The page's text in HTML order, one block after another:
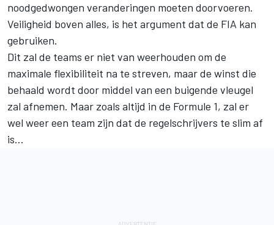
noodgedwongen veranderingen moeten doorvoeren.
Veiligheid boven alles, is het argument dat de FIA kan
gebruiken.
Dit zal de teams er niet van weerhouden om de
maximale flexibiliteit na te streven, maar de winst die
behaald wordt door middel van een buigende vleugel
zal afnemen. Maar zoals altijd in de Formule 1, zal er
wel weer een team zijn dat de regelschrijvers te slim af
is…